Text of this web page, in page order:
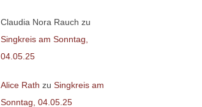
Claudia Nora Rauch zu
Singkreis am Sonntag,
04.05.25
Alice Rath zuSingkreis am
Sonntag, 04.05.25